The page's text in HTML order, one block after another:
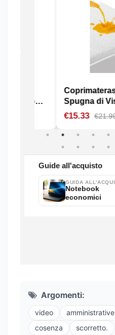
Argomenti:
video amministrative
cosenza
scorretto.